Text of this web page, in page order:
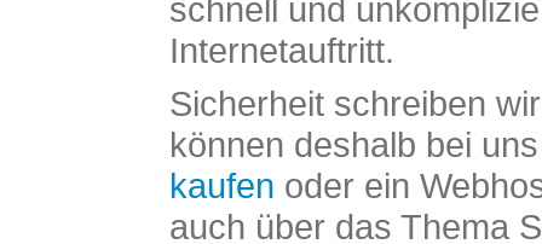
schnell und
Internetauftritt.
Sicherheit schreiben
können deshalb bei
kaufen oder ein
auch über das Thema